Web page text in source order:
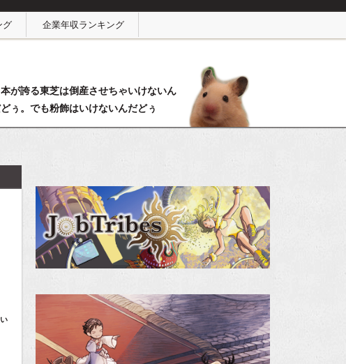
グ 企業年収ランキング
本が誇る東芝は倒産させちゃいけないん
ぅ。でも粉飾はいけないんだどぅ